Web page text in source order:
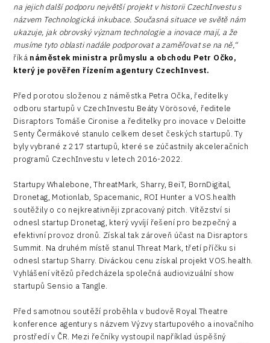
na jejich další podporu největší projekt v historii CzechInvestu s
názvem Technologická inkubace. Současná situace ve světě nám
ukazuje, jak obrovský význam technologie a inovace mají, a že
musíme tyto oblasti nadále podporovat a zaměřovat se na ně,“
říká náměstek ministra průmyslu a obchodu Petr Očko,
který je pověřen řízením agentury CzechInvest.
Před porotou složenou z náměstka Petra Očka, ředitelky
odboru startupů v CzechInvestu Beáty Vörösové, ředitele
Disraptors Tomáše Cironise a ředitelky pro inovace v Deloitte
Senty Čermákové stanulo celkem deset českých startupů. Ty
byly vybrané z 217 startupů, které se zúčastnily akceleračních
programů CzechInvestu v letech 2016-2022.
Startupy Whalebone, ThreatMark, Sharry, BeiT, BornDigital,
Dronetag, Motionlab, Spacemanic, ROI Hunter a VOS.health
soutěžily o co nejkreativněji zpracovaný pitch. Vítězství si
odnesl startup Dronetag, který vyvíjí řešení pro bezpečný a
efektivní provoz dronů. Získal tak zároveň účast na Disraptors
Summit. Na druhém místě stanul Threat Mark, třetí příčku si
odnesl startup Sharry. Diváckou cenu získal projekt VOS.health.
Vyhlášení vítězů předcházela společná audiovizuální show
startupů Sensio a Tangle.
Před samotnou soutěží proběhla v budově Royal Theatre
konference agentury s názvem Výzvy startupového a inovačního
prostředí v ČR. Mezi řečníky vystoupil například úspěšný